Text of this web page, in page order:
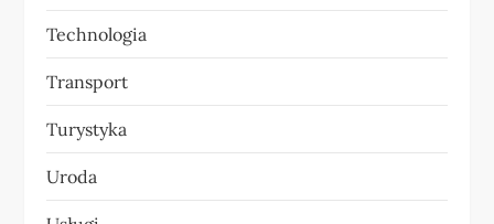
Technologia
Transport
Turystyka
Uroda